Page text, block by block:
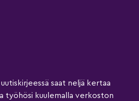
saat neljä kertaa
työhösi kuulemalla verkoston